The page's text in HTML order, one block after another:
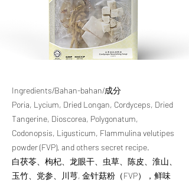
Ingredients/Bahan-bahan/成分
Poria, Lycium, Dried Longan, Cordyceps, Dried
Tangerine, Dioscorea, Polygonatum,
Codonopsis, Ligusticum, Flammulina velutipes
powder (FVP), and others secret recipe.
白茯苓、枸杞、龙眼干、虫草、陈皮、淮山、
玉竹、党参、川芎, 金针菇粉（FVP），鲜味